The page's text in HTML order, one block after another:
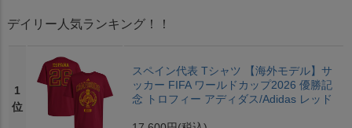
デイリー人気ランキング！！
1
位
スペイン代表 Tシャツ 【海外モデル】サ
ッカー FIFA ワールドカップ2026 優勝記
念 トロフィー アディダス/Adidas レッド